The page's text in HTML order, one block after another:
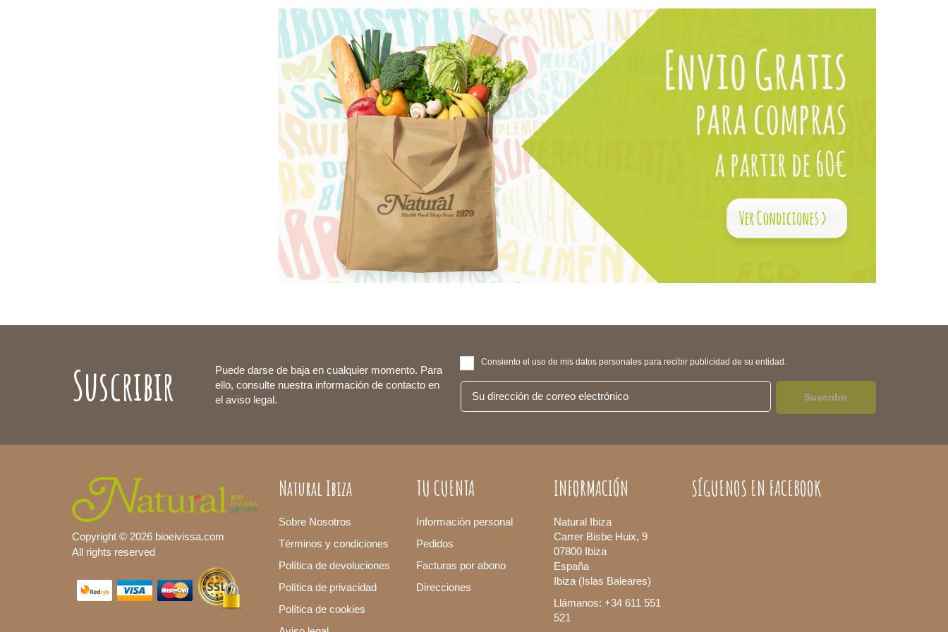
Suscribir
Puede darse de baja en cualquier momento. Para
ello, consulte nuestra información de contacto en
el aviso legal.
Consiento el uso de mis datos personales para recibir publicidad de su entidad.
Suscribir
Copyright © 2026 bioeivissa.com
All rights reserved
Natural Ibiza
Sobre Nosotros
Términos y condiciones
Política de devoluciones
Política de privacidad
Política de cookies
TU CUENTA
Información personal
Pedidos
Facturas por abono
Direcciones
INFORMACIÓN
Natural Ibiza
Carrer Bisbe Huix, 9
07800 Ibiza
España
Ibiza (Islas Baleares)
Llámanos: +34 611 551
521
SÍGUENOS EN FACEBOOK